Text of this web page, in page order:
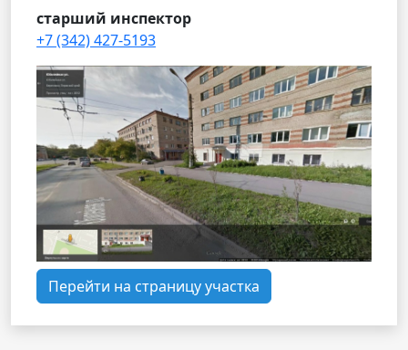
старший инспектор
+7 (342) 427-5193
Перейти на страницу участка